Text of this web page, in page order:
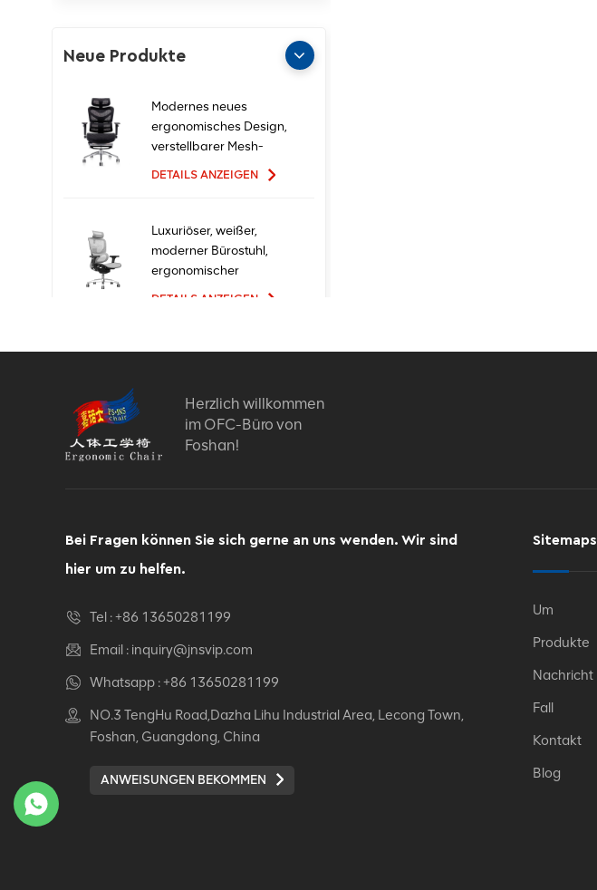
Neue Produkte
Modernes neues
ergonomisches Design,
verstellbarer Mesh-
DETAILS ANZEIGEN
Luxuriöser, weißer,
moderner Bürostuhl,
ergonomischer
Chefsessel mit Mesh-
DETAILS ANZEIGEN
Ergonomische
Design und hoher
DETAILS ANZEIGEN
Bürostuhl
DETAILS ANZEIGEN
Lederstuhl Auding:
Ultimate Komfort für
Büro- und
Hausgebrauch
Auding Ergonomischer
Lederstuhl: Stilvolle
ganzen Tag Komfort
Herzlich willkommen
im OFC-Büro von
Foshan!
Bei Fragen können Sie sich gerne an uns wenden. Wir sind
hier um zu helfen.
Tel :+86 13650281199
Email : inquiry@jnsvip.com
Whatsapp :+86 13650281199
NO.3 TengHu Road,Dazha Lihu Industrial Area, Lecong Town,
Foshan, Guangdong, China
ANWEISUNGEN BEKOMMEN
Sitemaps
Um
Produkte
Nachricht
Fall
Kontakt
Blog